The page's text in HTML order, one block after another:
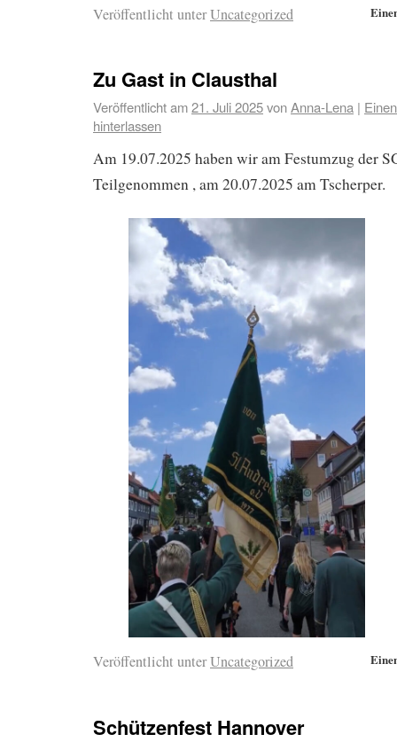
Veröffentlicht unterUncategorized
Zu Gast in Clausthal
Veröffentlicht am21. Juli 2025vonAnna-Lena |
hinterlassen
Am 19.07.2025 haben wir am Festumzug der
Teilgenommen , am 20.07.2025 am Tscherper.
Veröffentlicht unterUncategorized
Schützenfest Hannover